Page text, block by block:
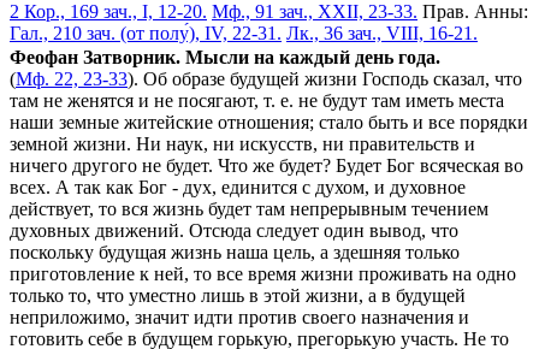
2 Кор., 169 зач., I, 12-20. Мф., 91 зач., XXII, 23-33. Прав. Анны:
Гал., 210 зач. (от полу́), IV, 22-31. Лк., 36 зач., VIII, 16-21.
Феофан Затворник. Мысли на каждый день года.
(Мф. 22, 23-33). Об образе будущей жизни Господь сказал, что
там не женятся и не посягают, т. е. не будут там иметь места
наши земные житейские отношения; стало быть и все порядки
земной жизни. Ни наук, ни искусств, ни правительств и
ничего другого не будет. Что же будет? Будет Бог всяческая во
всех. А так как Бог - дух, единится с духом, и духовное
действует, то вся жизнь будет там непрерывным течением
духовных движений. Отсюда следует один вывод, что
поскольку будущая жизнь наша цель, а здешняя только
приготовление к ней, то все время жизни проживать на одно
только то, что уместно лишь в этой жизни, а в будущей
неприложимо, значит идти против своего назначения и
готовить себе в будущем горькую, прегорькую участь. Не то